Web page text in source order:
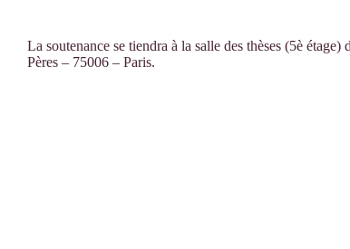
La soutenance se tiendra à la salle des thèses (5è
Pères – 75006 – Paris.